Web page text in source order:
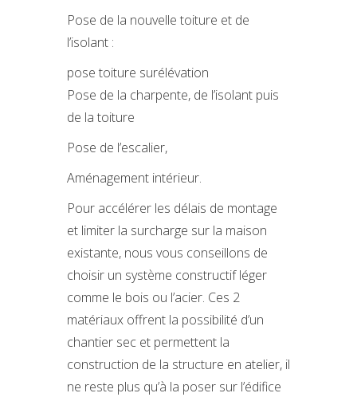
Pose de la nouvelle toiture et de
l’isolant :
pose toiture surélévation
Pose de la charpente, de l’isolant puis
de la toiture
Pose de l’escalier,
Aménagement intérieur.
Pour accélérer les délais de montage
et limiter la surcharge sur la maison
existante, nous vous conseillons de
choisir un système constructif léger
comme le bois ou l’acier. Ces 2
matériaux offrent la possibilité d’un
chantier sec et permettent la
construction de la structure en atelier, il
ne reste plus qu’à la poser sur l’édifice